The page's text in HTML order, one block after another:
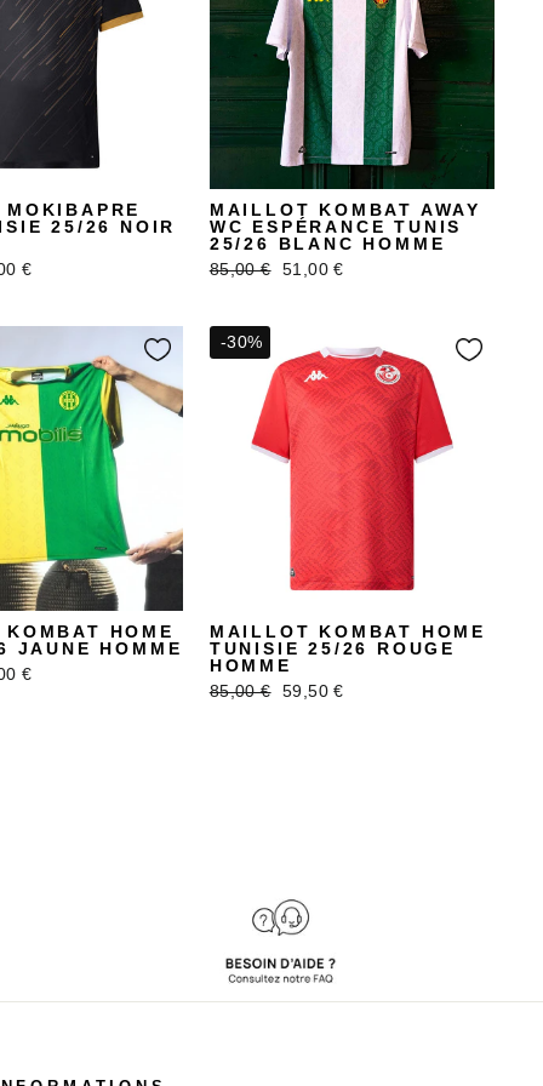
25/26 NOIR
€
MAILLOT KOMBAT AWAY
WC ESPÉRANCE TUNIS
25/26 BLANC HOMME
Prix
85,00 €
Prix
51,00 €
HOME
JAUNE HOMME
€
-30%
MAILLOT KOMBAT HOME
TUNISIE 25/26 ROUGE
HOMME
Prix
85,00 €
Prix
59,50 €